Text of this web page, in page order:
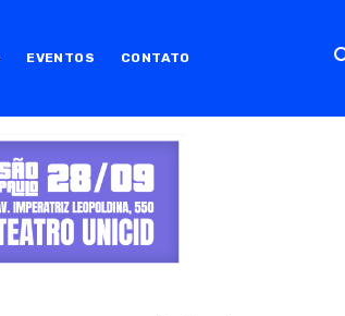
EVENTOS CONTATO